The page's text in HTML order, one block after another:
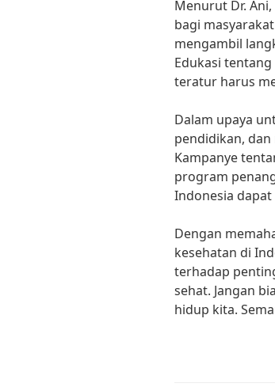
Menurut Dr.
bagi
mengambil
Edukasi
teratur harus
Dalam upaya
pendidikan,
Kampanye
program
Indonesia
Dengan
kesehatan di
terhadap
sehat. Jangan
hidup kita.